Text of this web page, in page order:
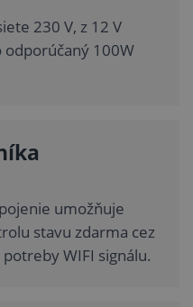
230 V, z 12 V
100W
umožňuje
stavu zdarma cez
WIFI signálu.